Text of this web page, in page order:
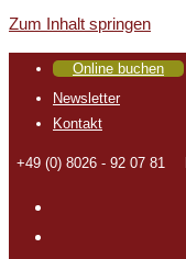
Zum Inhalt springen
Online buchen
Newsletter
Kontakt
+49 (0) 8026 - 92 07 81